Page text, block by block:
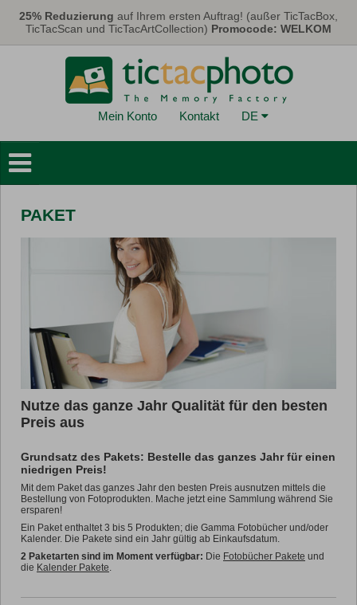
25% Reduzierung auf Ihrem ersten Auftrag! (außer TicTacBox,
TicTacScan und TicTacArtCollection) Promocode: WELKOM
Mein Konto Kontakt DE
Wanddekoration
Kalender
FotoGeschenke
Promo
PAKET
Nutze das ganze Jahr Qualität für den besten
Preis aus
Grundsatz des Pakets: Bestelle das ganzes Jahr für einen
niedrigen Preis!
Mit dem Paket das ganzes Jahr den besten Preis ausnutzen mittels die
Bestellung von Fotoprodukten. Mache jetzt eine Sammlung während Sie
ersparen!
Ein Paket enthaltet 3 bis 5 Produkten; die Gamma Fotobücher und/oder
Kalender. Die Pakete sind ein Jahr gültig ab Einkaufsdatum.
2 Paketarten sind im Moment verfügbar: Die Fotobücher Pakete und
die Kalender Pakete.